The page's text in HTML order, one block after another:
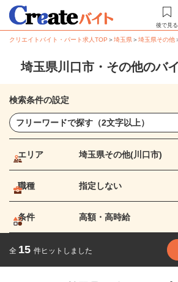
後で見る
クリエイトバイト・パート求人TOP ＞埼玉県＞埼玉県その他
埼玉県川口市・その他のバ
検索条件の設定
エリア 埼玉県その他(川口市)
職種 指定しない
条件 高額・高時給
全 15 件ヒットしました